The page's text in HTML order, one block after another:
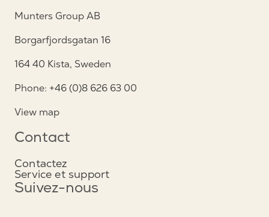
Munters Group AB
Borgarfjordsgatan 16
164 40 Kista, Sweden
Phone: +46 (0)8 626 63 00
View map
Contact
Contactez
Service et support
Suivez-nous